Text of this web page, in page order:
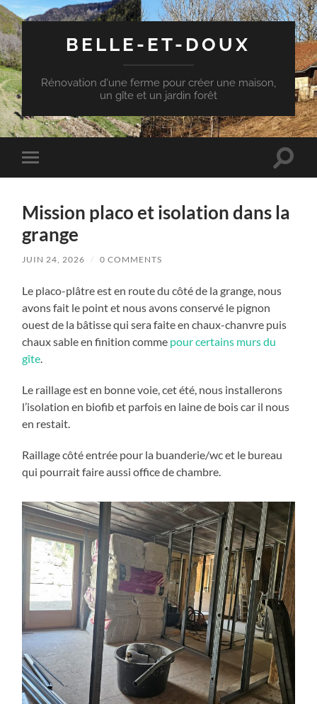
BELLE-ET-DOUX
Rénovation d'une ferme pour créer une maison,
un gîte et un jardin forêt
Toggle
mobile
Toggle
Mission placo et isolation dans la
grange
JUIN 24, 2026 / 0 COMMENTS
Le placo-plâtre est en route du côté de la grange, nous
avons fait le point et nous avons conservé le pignon
ouest de la bâtisse qui sera faite en chaux-chanvre puis
chaux sable en finition comme pour certains murs du
gîte
Le raillage est en bonne voie, cet été, nous installerons
l’isolation en biofib et parfois en laine de bois car il nous
en restait.
Raillage côté entrée pour la buanderie/wc et le bureau
qui pourrait faire aussi office de chambre.